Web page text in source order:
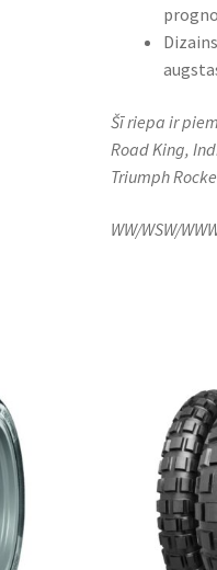
Šī riepa ir
Road King,
Triumph
WW/WSW/